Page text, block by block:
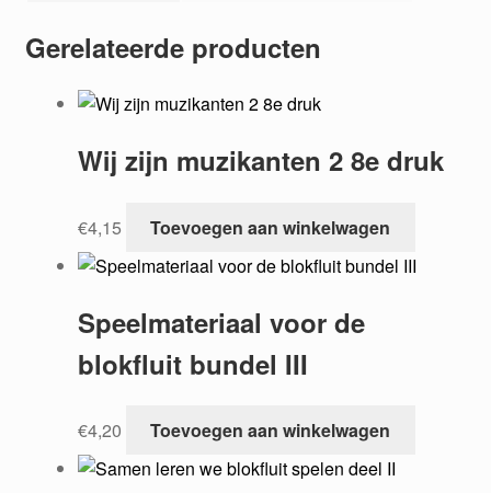
Gerelateerde producten
Wij zijn muzikanten 2 8e druk
€4,15 Toevoegen aan winkelwagen
Speelmateriaal voor de
blokfluit bundel III
€4,20 Toevoegen aan winkelwagen